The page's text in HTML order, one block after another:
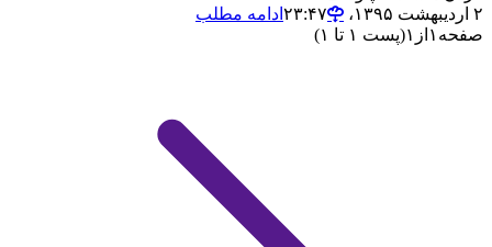
۲ اردیبهشت ۱۳۹۵،‏ ۲۳:۴۷
ادامه مطلب
صفحه ۱ از ۱(پست ۱ تا ۱)